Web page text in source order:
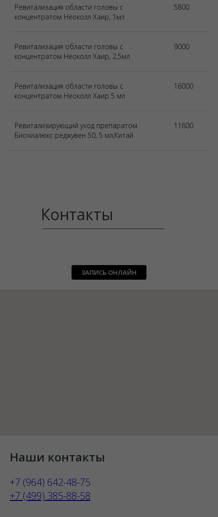
Ревитализация области головы с
концентратом Неоколл Хаир, 1мл
5800
Ревитализация области головы с
концентратом Неоколл Хаир, 2,5мл
9000
Ревитализация области головы с
концентратом Неоколл Хаир 5 мл
16000
Ревитализирующий уход препаратом
Биохиалюкс реджувен 50, 5 мл,Китай
11600
Контакты
ЗАПИСЬ ОНЛАЙН
Наши контакты
+7 (964) 642-48-75
+7 (499) 385-88-58